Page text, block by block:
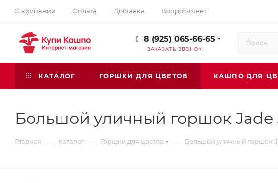
О компании Оплата Доставка Вопрос-ответ
8 (925) 065-66-65
ЗАКАЗАТЬ ЗВОНОК
КАТАЛОГ ГОРШКИ ДЛЯ ЦВЕТОВ КАШПО ДЛЯ
Большой уличный горшок Jade
Главная — Каталог — Горшки для цветов — Большой уличный горшок